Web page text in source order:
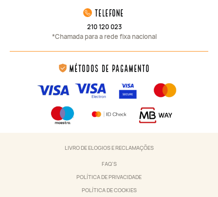
telefone
210 120 023
*Chamada para a rede fixa nacional
Métodos de Pagamento
LIVRO DE ELOGIOS E RECLAMAÇÕES
FAQ’S
POLÍTICA DE PRIVACIDADE
POLÍTICA DE COOKIES